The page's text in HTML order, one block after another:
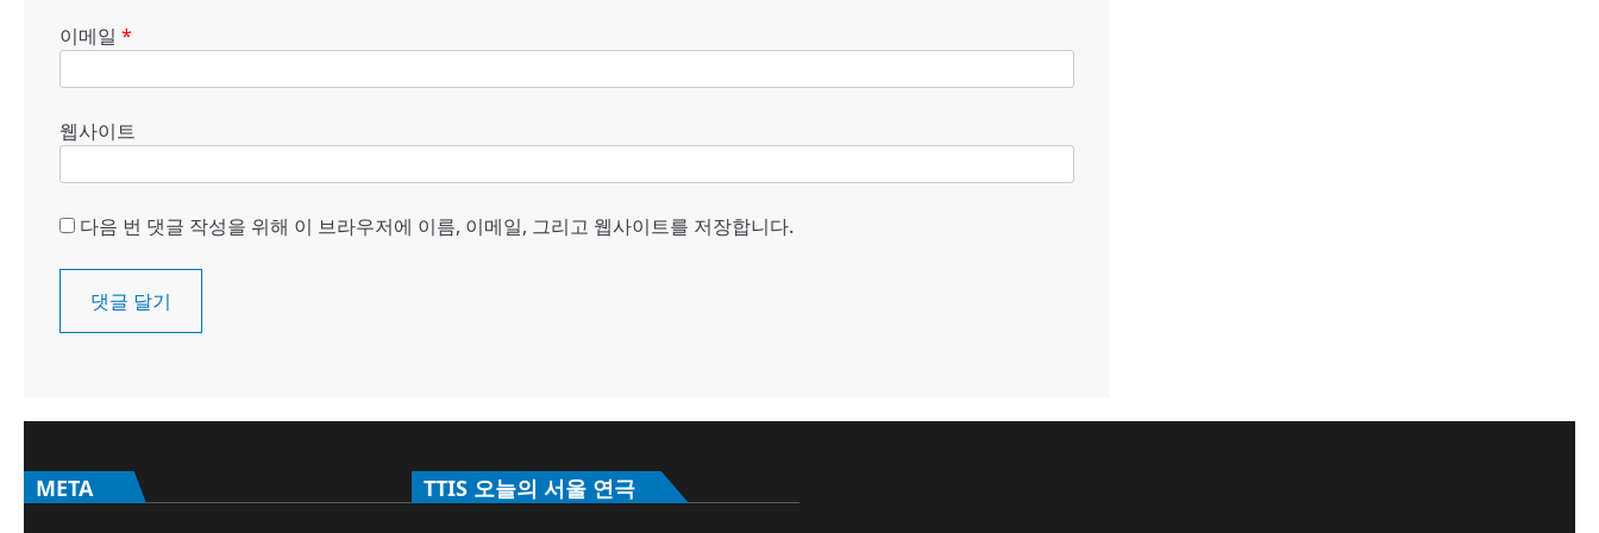
이메일 *
웹사이트
다음 번 댓글 작성을 위해 이 브라우저에 이름, 이메일, 그리고 웹사이트를 저장합니다.
META TTIS 오늘의 서울 연극